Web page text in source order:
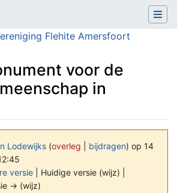
Flehite Amersfoort
voor de
in
Lodewijks (overleg bijdragen) op 14
versie | Huidige versie (wijz) |
→ (wijz)